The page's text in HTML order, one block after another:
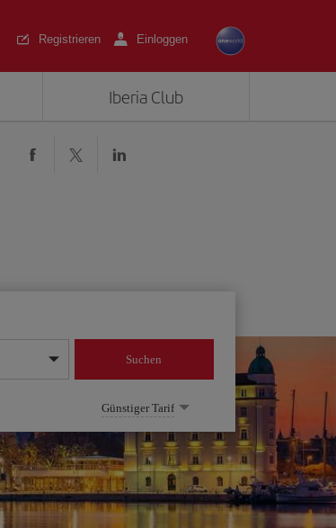
Registrieren Einloggen
Iberia Club
Jahr ein
Suchen
Günstiger Tarif